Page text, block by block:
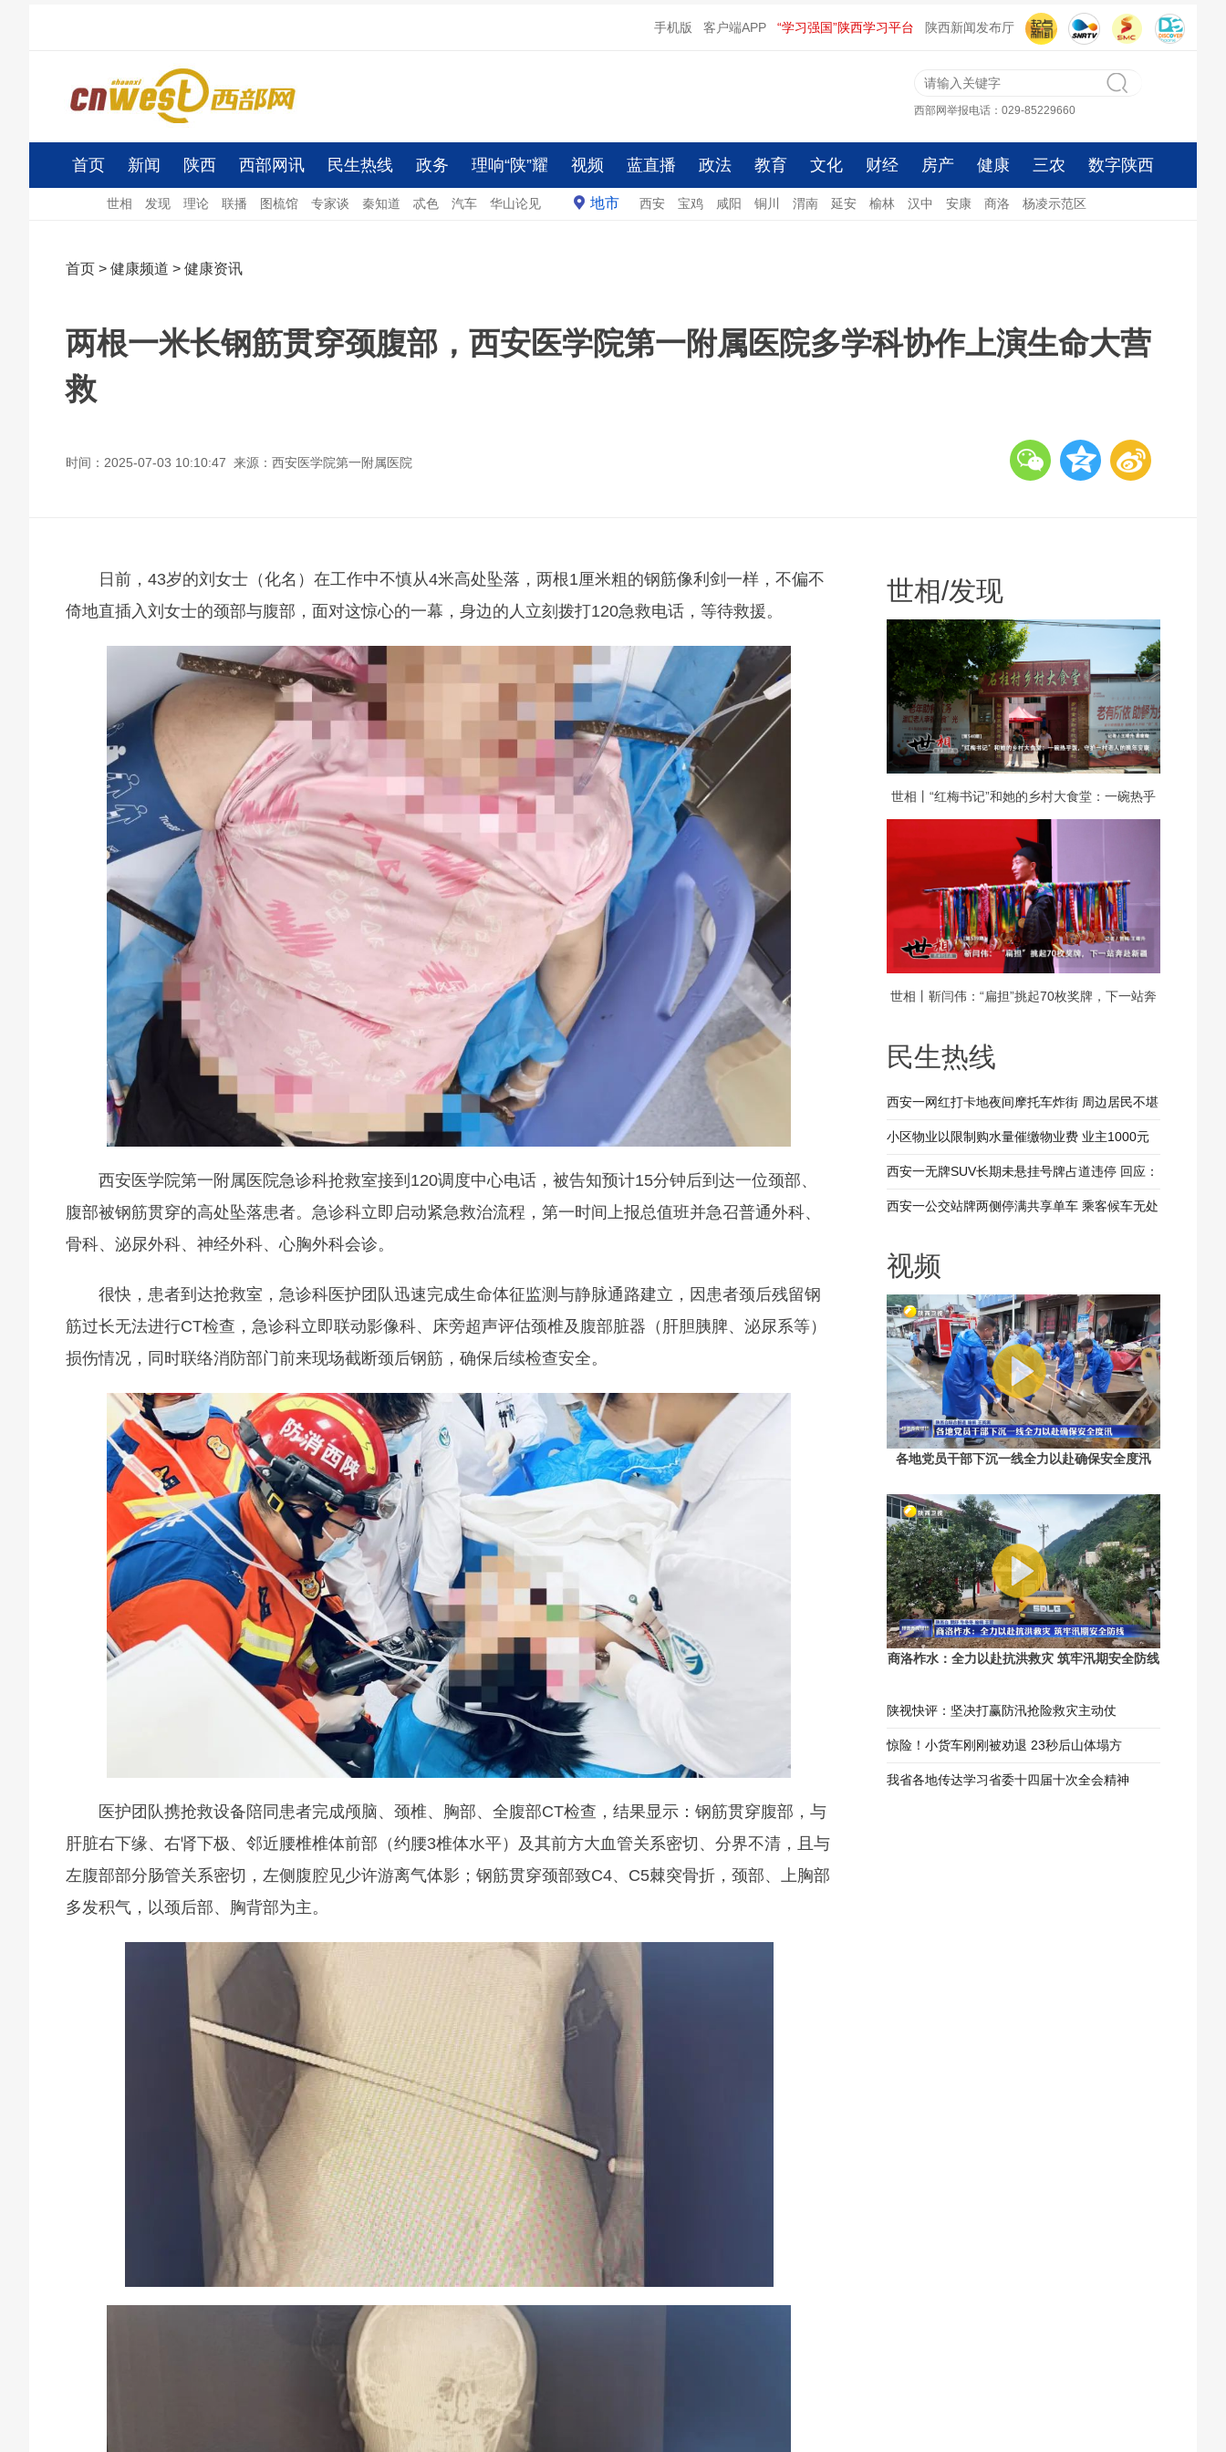
手机版 客户端APP “学习强国”陕西学习平台 陕西新闻发布厅
西部网举报电话：029-85229660
首页 新闻 陕西 西部网讯 民生热线 政务 理响“陕”耀 视频 蓝直播 政法 教育 文化 财经 房产 健康 三农 数字陕西
世相 发现 理论 联播 图梳馆 专家谈 秦知道 忒色 汽车 华山论见 地市 西安 宝鸡 咸阳 铜川 渭南 延安 榆林 汉中 安康 商洛 杨凌示范区
首页 > 健康频道 > 健康资讯
两根一米长钢筋贯穿颈腹部，西安医学院第一附属医院多学科协作上演生命大营
救
时间：2025-07-03 10:10:47 来源：西安医学院第一附属医院
日前，43岁的刘女士（化名）在工作中不慎从4米高处坠落，两根1厘米粗的钢筋像利剑一样，不偏不
倚地直插入刘女士的颈部与腹部，面对这惊心的一幕，身边的人立刻拨打120急救电话，等待救援。
西安医学院第一附属医院急诊科抢救室接到120调度中心电话，被告知预计15分钟后到达一位颈部、
腹部被钢筋贯穿的高处坠落患者。急诊科立即启动紧急救治流程，第一时间上报总值班并急召普通外科、
骨科、泌尿外科、神经外科、心胸外科会诊。
很快，患者到达抢救室，急诊科医护团队迅速完成生命体征监测与静脉通路建立，因患者颈后残留钢
筋过长无法进行CT检查，急诊科立即联动影像科、床旁超声评估颈椎及腹部脏器（肝胆胰脾、泌尿系等）
损伤情况，同时联络消防部门前来现场截断颈后钢筋，确保后续检查安全。
医护团队携抢救设备陪同患者完成颅脑、颈椎、胸部、全腹部CT检查，结果显示：钢筋贯穿腹部，与
肝脏右下缘、右肾下极、邻近腰椎椎体前部（约腰3椎体水平）及其前方大血管关系密切、分界不清，且与
左腹部部分肠管关系密切，左侧腹腔见少许游离气体影；钢筋贯穿颈部致C4、C5棘突骨折，颈部、上胸部
多发积气，以颈后部、胸背部为主。
世相/发现
世相丨“红梅书记”和她的乡村大食堂：一碗热乎
饭，守护一村老人的晚年安康
世相丨靳闫伟：“扁担”挑起70枚奖牌，下一站奔
民生热线
西安一网红打卡地夜间摩托车炸街 周边居民不堪
其扰 回应：将持续开展专项整治行动
小区物业以限制购水量催缴物业费 业主1000元
装修押金抵扣物业费 兴平市住建局：已责令物业
整改
西安一无牌SUV长期未悬挂号牌占道违停 回应：
驾驶人被记9分罚款200元
西安一公交站牌两侧停满共享单车 乘客候车无处
视频
各地党员干部下沉一线全力以赴确保安全度汛
商洛柞水：全力以赴抗洪救灾 筑牢汛期安全防线
陕视快评：坚决打赢防汛抢险救灾主动仗
惊险！小货车刚刚被劝退 23秒后山体塌方
我省各地传达学习省委十四届十次全会精神